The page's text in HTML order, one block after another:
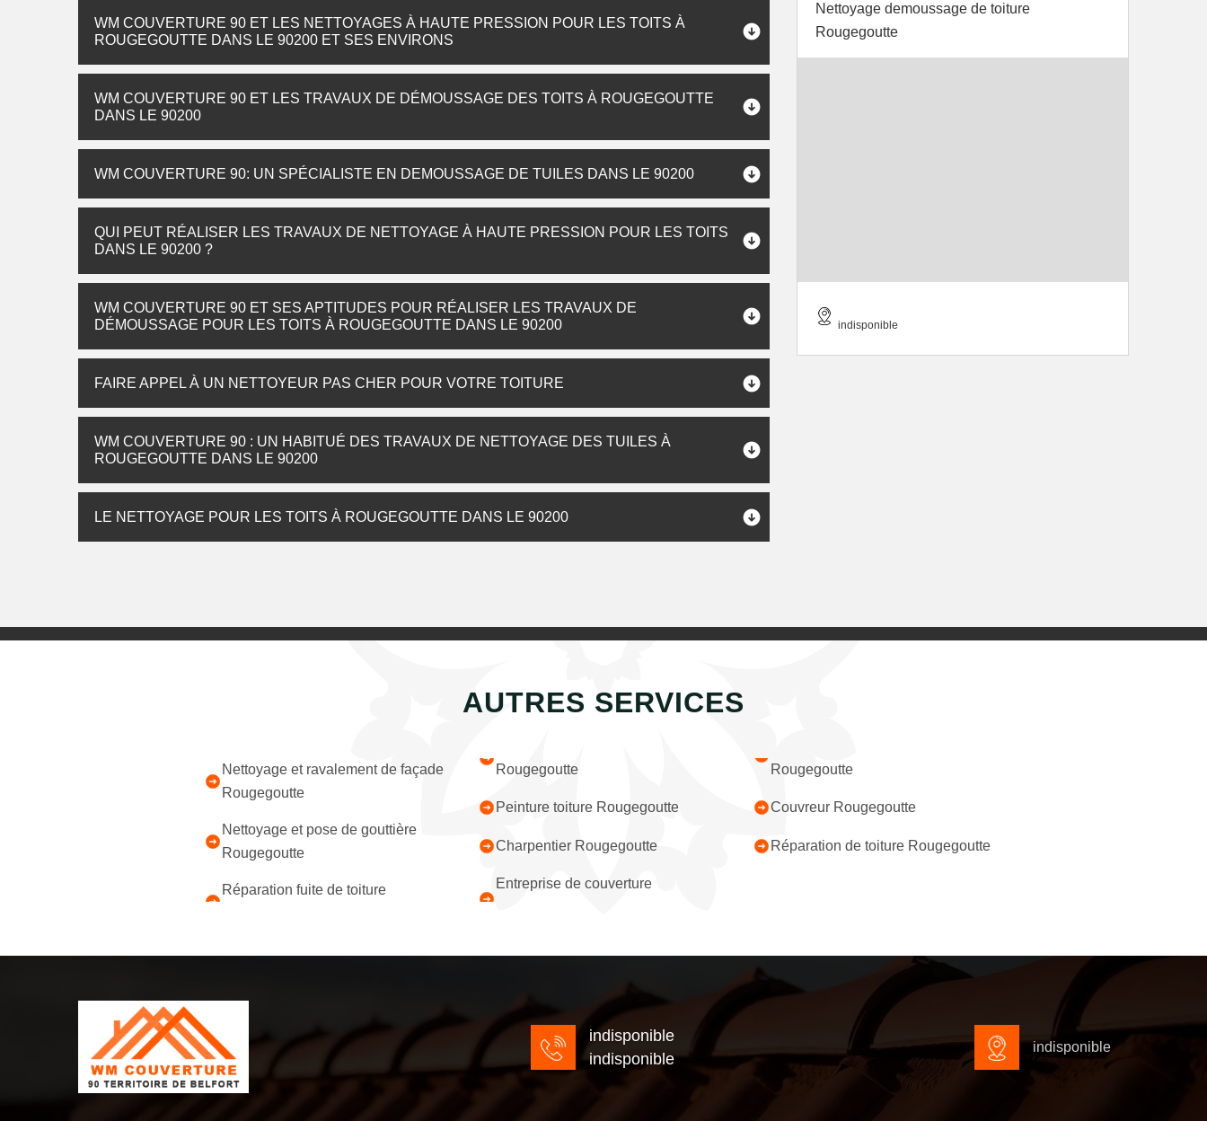
WM COUVERTURE 90 ET LES NETTOYAGES À HAUTE PRESSION POUR LES TOITS À
ROUGEGOUTTE DANS LE 90200 ET SES ENVIRONS
WM COUVERTURE 90 ET LES TRAVAUX DE DÉMOUSSAGE DES TOITS À ROUGEGOUTTE
DANS LE 90200
WM COUVERTURE 90: UN SPÉCIALISTE EN DEMOUSSAGE DE TUILES DANS LE 90200
QUI PEUT RÉALISER LES TRAVAUX DE NETTOYAGE À HAUTE PRESSION POUR LES TOITS
DANS LE 90200 ?
WM COUVERTURE 90 ET SES APTITUDES POUR RÉALISER LES TRAVAUX DE
DÉMOUSSAGE POUR LES TOITS À ROUGEGOUTTE DANS LE 90200
FAIRE APPEL À UN NETTOYEUR PAS CHER POUR VOTRE TOITURE
WM COUVERTURE 90 : UN HABITUÉ DES TRAVAUX DE NETTOYAGE DES TUILES À
ROUGEGOUTTE DANS LE 90200
LE NETTOYAGE POUR LES TOITS À ROUGEGOUTTE DANS LE 90200
Nettoyage demoussage de toiture
Rougegoutte
indisponible
AUTRES SERVICES
Nettoyage et ravalement de façade
Rougegoutte
Nettoyage et pose de gouttière
Rougegoutte
Réparation fuite de toiture
Rougegoutte
Peinture toiture Rougegoutte
Charpentier Rougegoutte
Entreprise de couverture
Rougegoutte
Couvreur Rougegoutte
Réparation de toiture Rougegoutte
indisponible
indisponible
indisponible